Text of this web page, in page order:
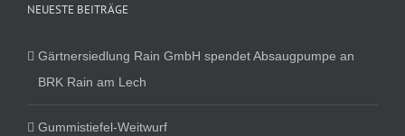
NEUESTE BEITRÄGE
Gärtnersiedlung Rain GmbH spendet Absaugpumpe an
BRK Rain am Lech
Gummistiefel-Weitwurf